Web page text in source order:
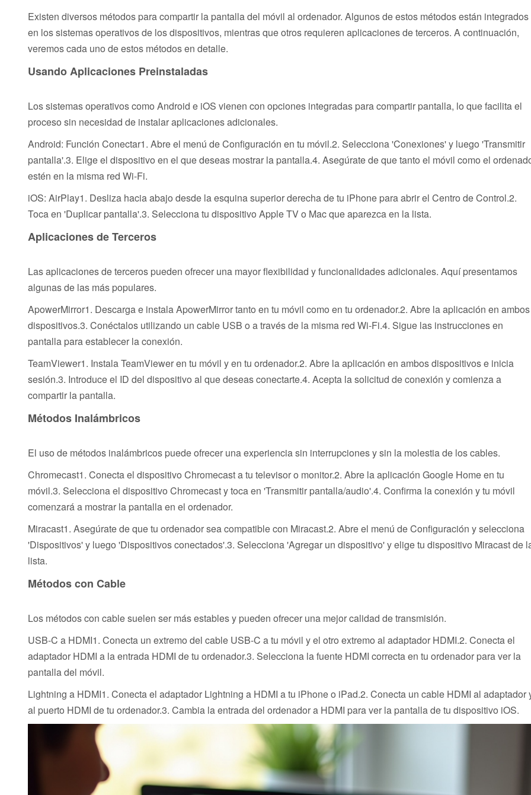
Existen diversos métodos para compartir la pantalla del móvil al ordenador. Algunos de estos métodos están integrados
en los sistemas operativos de los dispositivos, mientras que otros requieren aplicaciones de terceros. A continuación,
veremos cada uno de estos métodos en detalle.
Usando Aplicaciones Preinstaladas
Los sistemas operativos como Android e iOS vienen con opciones integradas para compartir pantalla, lo que facilita el
proceso sin necesidad de instalar aplicaciones adicionales.
Android: Función Conectar1. Abre el menú de Configuración en tu móvil.2. Selecciona 'Conexiones' y luego 'Transmitir
pantalla'.3. Elige el dispositivo en el que deseas mostrar la pantalla.4. Asegúrate de que tanto el móvil como el
estén en la misma red Wi-Fi.
iOS: AirPlay1. Desliza hacia abajo desde la esquina superior derecha de tu iPhone para abrir el Centro de Control.2.
Toca en 'Duplicar pantalla'.3. Selecciona tu dispositivo Apple TV o Mac que aparezca en la lista.
Aplicaciones de Terceros
Las aplicaciones de terceros pueden ofrecer una mayor flexibilidad y funcionalidades adicionales. Aquí presentamos
algunas de las más populares.
ApowerMirror1. Descarga e instala ApowerMirror tanto en tu móvil como en tu ordenador.2. Abre la aplicación en ambos
dispositivos.3. Conéctalos utilizando un cable USB o a través de la misma red Wi-Fi.4. Sigue las instrucciones en
pantalla para establecer la conexión.
TeamViewer1. Instala TeamViewer en tu móvil y en tu ordenador.2. Abre la aplicación en ambos dispositivos e inicia
sesión.3. Introduce el ID del dispositivo al que deseas conectarte.4. Acepta la solicitud de conexión y comienza a
compartir la pantalla.
Métodos Inalámbricos
El uso de métodos inalámbricos puede ofrecer una experiencia sin interrupciones y sin la molestia de los cables.
Chromecast1. Conecta el dispositivo Chromecast a tu televisor o monitor.2. Abre la aplicación Google Home en tu
móvil.3. Selecciona el dispositivo Chromecast y toca en 'Transmitir pantalla/audio'.4. Confirma la conexión y tu móvil
comenzará a mostrar la pantalla en el ordenador.
Miracast1. Asegúrate de que tu ordenador sea compatible con Miracast.2. Abre el menú de Configuración y selecciona
'Dispositivos' y luego 'Dispositivos conectados'.3. Selecciona 'Agregar un dispositivo' y elige tu dispositivo Miracast de
lista.
Métodos con Cable
Los métodos con cable suelen ser más estables y pueden ofrecer una mejor calidad de transmisión.
USB-C a HDMI1. Conecta un extremo del cable USB-C a tu móvil y el otro extremo al adaptador HDMI.2. Conecta el
adaptador HDMI a la entrada HDMI de tu ordenador.3. Selecciona la fuente HDMI correcta en tu ordenador para ver la
pantalla del móvil.
Lightning a HDMI1. Conecta el adaptador Lightning a HDMI a tu iPhone o iPad.2. Conecta un cable HDMI al adaptador
al puerto HDMI de tu ordenador.3. Cambia la entrada del ordenador a HDMI para ver la pantalla de tu dispositivo iOS.